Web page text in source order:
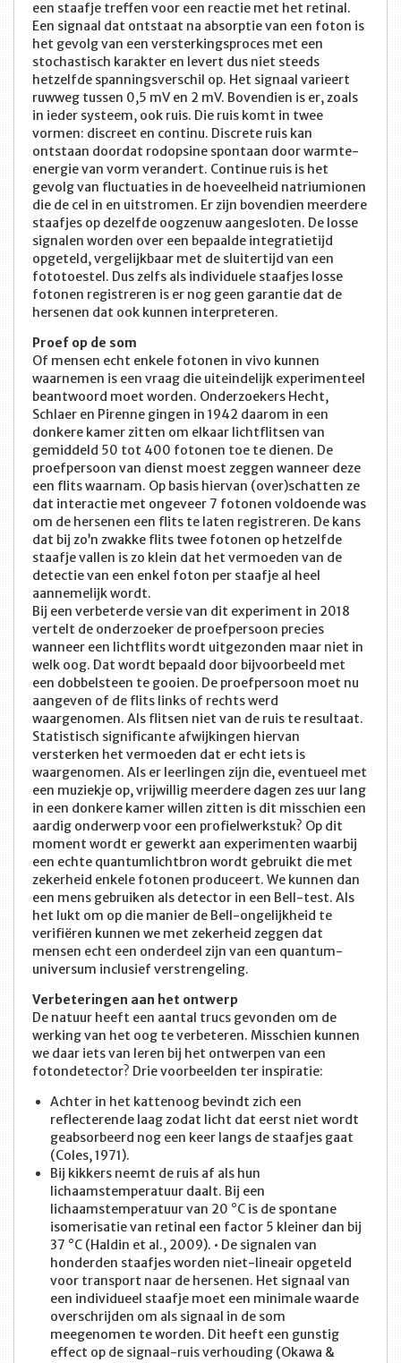
een staafje treffen voor een reactie met het retinal.
Een signaal dat ontstaat na absorptie van een foton is
het gevolg van een versterkingsproces met een
stochastisch karakter en levert dus niet steeds
hetzelfde spanningsverschil op. Het signaal varieert
ruwweg tussen 0,5 mV en 2 mV. Bovendien is er, zoals
in ieder systeem, ook ruis. Die ruis komt in twee
vormen: discreet en continu. Discrete ruis kan
ontstaan doordat rodopsine spontaan door warmte-
energie van vorm verandert. Continue ruis is het
gevolg van fluctuaties in de hoeveelheid natriumionen
die de cel in en uitstromen. Er zijn bovendien meerdere
staafjes op dezelfde oogzenuw aangesloten. De losse
signalen worden over een bepaalde integratietijd
opgeteld, vergelijkbaar met de sluitertijd van een
fototoestel. Dus zelfs als individuele staafjes losse
fotonen registreren is er nog geen garantie dat de
hersenen dat ook kunnen interpreteren.
Proef op de som
Of mensen echt enkele fotonen in vivo kunnen
waarnemen is een vraag die uiteindelijk experimenteel
beantwoord moet worden. Onderzoekers Hecht,
Schlaer en Pirenne gingen in 1942 daarom in een
donkere kamer zitten om elkaar lichtflitsen van
gemiddeld 50 tot 400 fotonen toe te dienen. De
proefpersoon van dienst moest zeggen wanneer deze
een flits waarnam. Op basis hiervan (over)schatten ze
dat interactie met ongeveer 7 fotonen voldoende was
om de hersenen een flits te laten registreren. De kans
dat bij zo’n zwakke flits twee fotonen op hetzelfde
staafje vallen is zo klein dat het vermoeden van de
detectie van een enkel foton per staafje al heel
aannemelijk wordt.
Bij een verbeterde versie van dit experiment in 2018
vertelt de onderzoeker de proefpersoon precies
wanneer een lichtflits wordt uitgezonden maar niet in
welk oog. Dat wordt bepaald door bijvoorbeeld met
een dobbelsteen te gooien. De proefpersoon moet nu
aangeven of de flits links of rechts werd
waargenomen. Als flitsen niet van de ruis te resultaat.
Statistisch significante afwijkingen hiervan
versterken het vermoeden dat er echt iets is
waargenomen. Als er leerlingen zijn die, eventueel met
een muziekje op, vrijwillig meerdere dagen zes uur lang
in een donkere kamer willen zitten is dit misschien een
aardig onderwerp voor een profielwerkstuk? Op dit
moment wordt er gewerkt aan experimenten waarbij
een echte quantumlichtbron wordt gebruikt die met
zekerheid enkele fotonen produceert. We kunnen dan
een mens gebruiken als detector in een Bell-test. Als
het lukt om op die manier de Bell-ongelijkheid te
verifiëren kunnen we met zekerheid zeggen dat
mensen echt een onderdeel zijn van een quantum-
universum inclusief verstrengeling.
Verbeteringen aan het ontwerp
De natuur heeft een aantal trucs gevonden om de
werking van het oog te verbeteren. Misschien kunnen
we daar iets van leren bij het ontwerpen van een
fotondetector? Drie voorbeelden ter inspiratie:
Achter in het kattenoog bevindt zich een
reflecterende laag zodat licht dat eerst niet wordt
geabsorbeerd nog een keer langs de staafjes gaat
(Coles, 1971).
Bij kikkers neemt de ruis af als hun
lichaamstemperatuur daalt. Bij een
lichaamstemperatuur van 20 °C is de spontane
isomerisatie van retinal een factor 5 kleiner dan bij
37 °C (Haldin et al., 2009). • De signalen van
honderden staafjes worden niet-lineair opgeteld
voor transport naar de hersenen. Het signaal van
een individueel staafje moet een minimale waarde
overschrijden om als signaal in de som
meegenomen te worden. Dit heeft een gunstig
effect op de signaal-ruis verhouding (Okawa &